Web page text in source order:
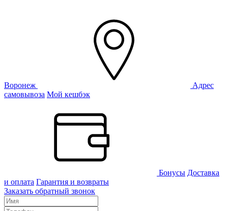
Воронеж
Адрес
самовывоза Мой кешбэк
Бонусы Доставка
и оплата Гарантия и возвраты
Заказать обратный звонок